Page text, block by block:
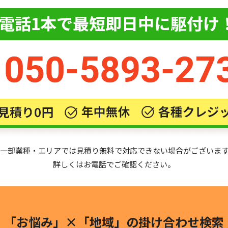
部業種・エリアでは見積り無料で対応できない場合がございま
詳しくはお電話でご確認ください。
「お悩み」×「地域」の掛け合わせ検索